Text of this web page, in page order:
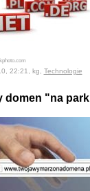
22:21, kg, Technologie
domen "na